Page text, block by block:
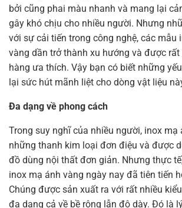
bởi cũng phai màu nhanh và mang lại
gây khó chịu cho nhiều người. Nhưng
với sự cải tiến trong công nghệ, các mẫu
vàng dần trở thành xu hướng và được rất
hàng ưa thích. Vậy bạn có biết những
lại sức hút mãnh liệt cho dòng vật liệu
Đa dạng về phong cách
Trong suy nghĩ của nhiều người, inox mạ
những thanh kim loại đơn điệu và được
đồ dùng nội thất đơn giản. Nhưng thực
inox mạ ánh vàng ngày nay đã tiên tiến
Chúng được sản xuất ra với rất nhiều
đa dạng cả về bề rộng lẫn độ dày. Đó là